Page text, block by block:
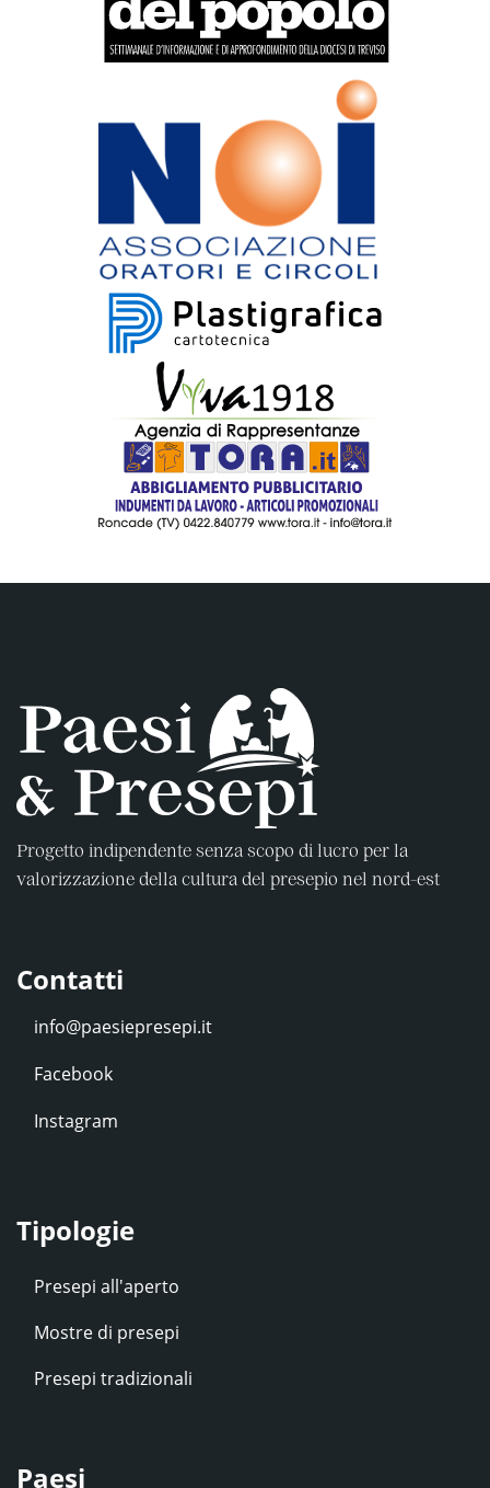
Progetto indipendente senza scopo di lucro per la
valorizzazione della cultura del presepio nel nord-est
Contatti
Facebook
Instagram
Tipologie
Presepi all'aperto
Mostre di presepi
Presepi tradizionali
Paesi